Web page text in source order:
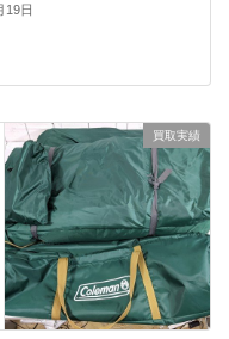
19日
買取実績